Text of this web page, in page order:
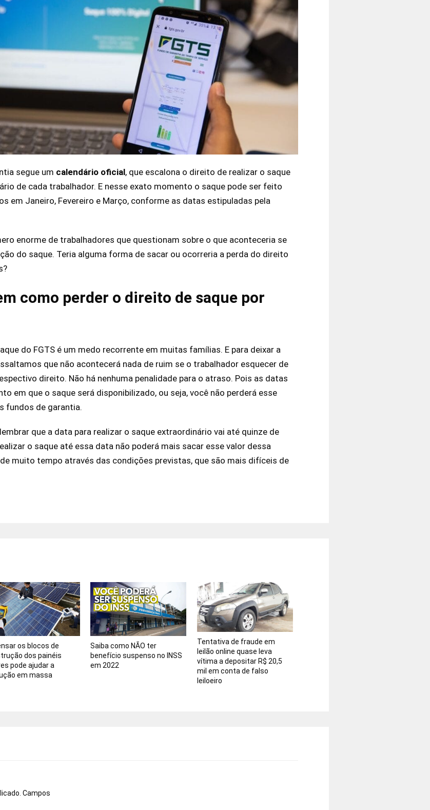
segue um calendário oficial, que escalona o direito de realizar o saque
de cada trabalhador. E nesse exato momento o saque pode ser feito
em Janeiro, Fevereiro e Março, conforme as datas estipuladas pela
enorme de trabalhadores que questionam sobre o que aconteceria se
do saque. Teria alguma forma de sacar ou ocorreria a perda do direito
como perder o direito de saque por
do FGTS é um medo recorrente em muitas famílias. E para deixar a
que não acontecerá nada de ruim se o trabalhador esquecer de
direito. Não há nenhuma penalidade para o atraso. Pois as datas
em que o saque será disponibilizado, ou seja, você não perderá esse
fundos de garantia.
que a data para realizar o saque extraordinário vai até quinze de
o saque até essa data não poderá mais sacar esse valor dessa
muito tempo através das condições previstas, que são mais difíceis de
os blocos de
dos painéis
pode ajudar a
em massa
Saiba como NÃO ter
benefício suspenso no INSS
em 2022
Tentativa de fraude em
leilão online quase leva
vítima a depositar R$ 20,5
mil em conta de falso
leiloeiro
Campos